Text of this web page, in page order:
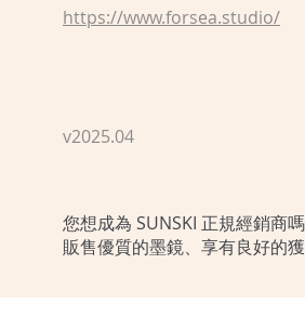
https://www.forsea.studio/
v2025.04
您想成為 SUNSKI 正規經銷商
販售優質的墨鏡、享有良好的